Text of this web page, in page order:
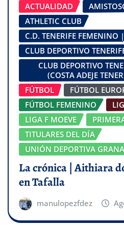
ACTUALIDAD
ATHLETIC CLUB
C.D. TENERIFE FEMENINO |
CLUB DEPORTIVO
CLUB DEPORTIVO
(COSTA ADEJE
FÚTBOL
FÚTBOL
FÚTBOL FEMENINO
LIGA F MOEVE
TITULARES DEL DÍA
UNIÓN DEPORTIVA
La crónica | Aithiara
en Tafalla
manulopezfdez